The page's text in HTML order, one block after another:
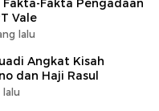
Fakta-Fakta Pengadaan
Vale
lalu
Angkat Kisah
dan Haji Rasul
lalu